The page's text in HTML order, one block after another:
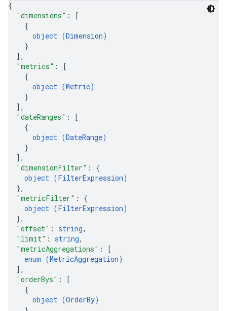
{
"dimensions" :
[
{
object (Dimension)
}
] ,
"metrics" :
[
{
object (Metric)
}
] ,
"dateRanges" :
[
{
object (DateRange)
}
] ,
"dimensionFilter" : {
object (FilterExpression)
},
"metricFilter" : {
object (FilterExpression)
},
"offset" : string,
"limit" : string,
"metricAggregations" :
[
enum (MetricAggregation)
] ,
"orderBys" :
[
{
object (OrderBy)